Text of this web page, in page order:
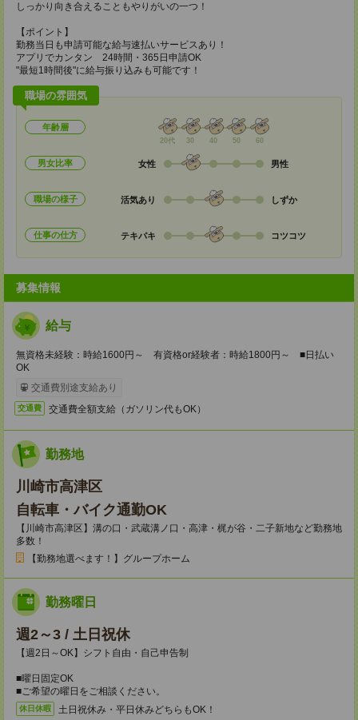
しっかり向き合えることもやりがいの一つ！
【ポイント】
勤務当日も申請可能な給与速払いサービスあり！
アプリでカンタン 24時間・365日申請OK
"最短1時間後"に給与振り込みも可能です！
職場の雰囲気
年齢層
20代 30 40 50 60
男女比率 女性 男性
職場の様子 活気あり しずか
仕事の仕方 テキパキ コツコツ
募集情報
給与
無資格未経験：時給1600円～ 有資格or経験者：時給1800円～ ■日払い
OK
交通費別途支給あり
交通費 交通費全額支給（ガソリン代もOK）
勤務地
川崎市高津区
自転車・バイク通勤OK
【川崎市高津区】溝の口・武蔵溝ノ口・高津・梶が谷・二子新地など勤務地
多数！
【勤務地選べます！】グループホーム
勤務曜日
週2～3 / 土日祝休
【週2日～OK】シフト自由・自己申告制
■曜日固定OK
■ご希望の曜日をご相談ください。
休日休暇 土日祝休み・平日休みどちらもOK！